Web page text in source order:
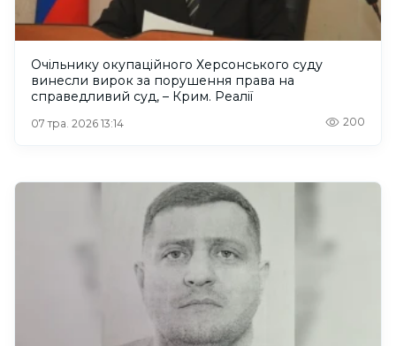
Очільнику окупаційного Херсонського суду
винесли вирок за порушення права на
справедливий суд, – Крим. Реалії
07 тра. 2026 13:14 200